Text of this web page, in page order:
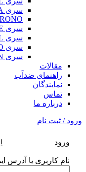
سری OCEANIA
سری R-TYPE
سری SAIL
سری SHOCKMASTER VEO
سری SPUN
مقالات
راهنمای ضدآب
نمایندگان
تماس
درباره ما
ورود / ثبت نام
ورود
نام کاربری یا آدرس